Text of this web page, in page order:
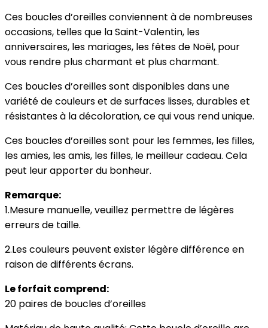
Ces boucles d’oreilles conviennent à de nombreuses
occasions, telles que la Saint-Valentin, les
anniversaires, les mariages, les fêtes de Noël, pour
vous rendre plus charmant et plus charmant.
Ces boucles d’oreilles sont disponibles dans une
variété de couleurs et de surfaces lisses, durables et
résistantes à la décoloration, ce qui vous rend unique.
Ces boucles d’oreilles sont pour les femmes, les filles,
les amies, les amis, les filles, le meilleur cadeau. Cela
peut leur apporter du bonheur.
Remarque:
1.Mesure manuelle, veuillez permettre de légères
erreurs de taille.
2.Les couleurs peuvent exister légère différence en
raison de différents écrans.
Le forfait comprend:
20 paires de boucles d’oreilles